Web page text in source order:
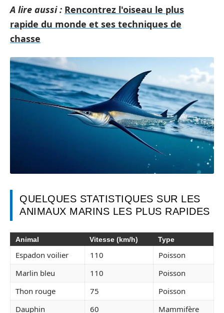
A lire aussi : Rencontrez l'oiseau le plus
rapide du monde et ses techniques de
chasse
QUELQUES STATISTIQUES SUR LES
ANIMAUX MARINS LES PLUS RAPIDES
Animal Vitesse (km/h) Type
Espadon voilier 110
Poisson
Marlin bleu
110
Poisson
Thon rouge
75
Poisson
Dauphin
60 Mammifère